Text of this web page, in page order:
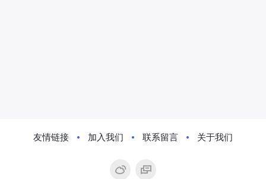
友情链接 加入我们 联系留言 关于我们